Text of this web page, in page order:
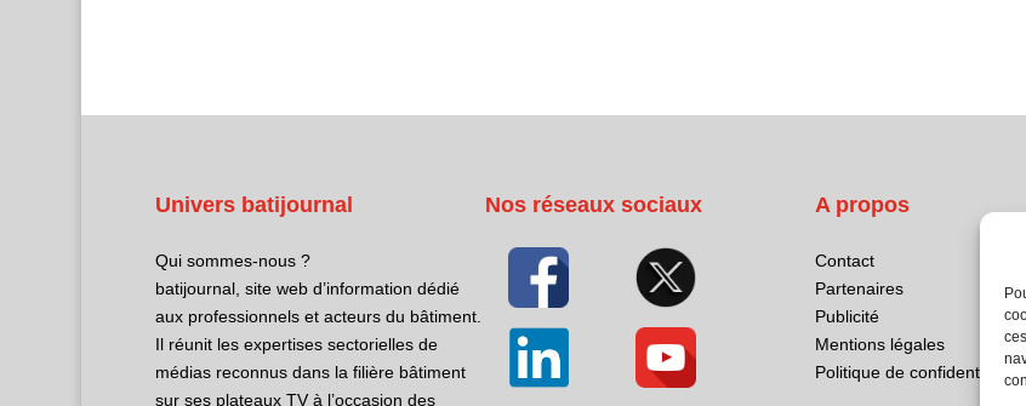
Univers batijournal
Qui sommes-nous ?
batijournal, site web d’information dédié
aux professionnels et acteurs du bâtiment.
Il réunit les expertises sectorielles de
médias reconnus dans la filière bâtiment
sur ses plateaux TV à l’occasion des
Nos réseaux sociaux A propos
Contact
Partenaires
Publicité
Mentions légales
Politique de confidentialité